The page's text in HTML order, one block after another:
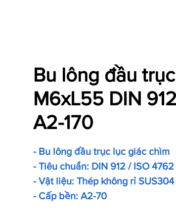
Bu lông đầu
M6xL55 DIN
A2-170
- Bu lông đầu trục lục giác chìm
- Tiêu chuẩn: DIN 912 / ISO 4762
- Vật liệu: Thép không rỉ SUS304
- Cấp bền: A2-70